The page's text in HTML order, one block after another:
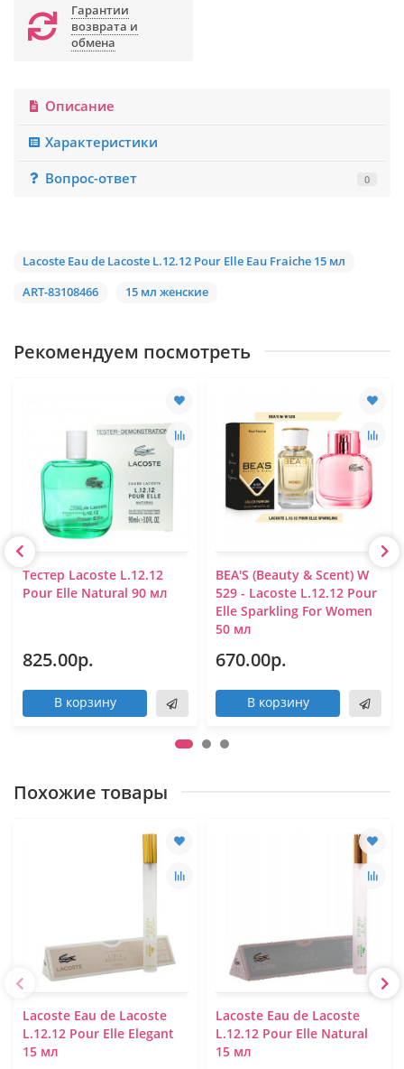
Гарантии
возврата и
обмена
Описание
Характеристики
Вопрос-ответ
0
Lacoste Eau de Lacoste L.12.12 Pour Elle Eau Fraiche 15 мл
ART-83108466
15 мл женские
Рекомендуем посмотреть
Тестер Lacoste L.12.12
Pour Elle Natural 90 мл
825.00р.
В корзину
BEA'S (Beauty & Scent) W
529 - Lacoste L.12.12 Pour
Elle Sparkling For Women
50 мл
670.00р.
В корзину
Похожие товары
Lacoste Eau de Lacoste
L.12.12 Pour Elle Elegant
15 мл
Lacoste Eau de Lacoste
L.12.12 Pour Elle Natural
15 мл